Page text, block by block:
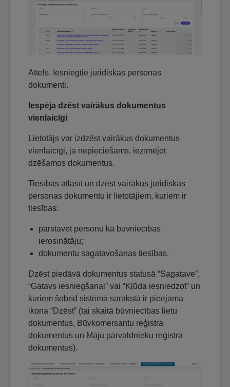
Attēls. Iesniegtie juridiskās personas
dokumenti.
Iespēja dzēst vairākus dokumentus
vienlaicīgi
Lietotājs var izdzēst vairākus dokumentus
vienlaicīgi, ja nepieciešams, iezīmējot
dzēšamos dokumentus.
Tiesības atlasīt un dzēst vairākus juridiskās
personas dokumentu ir lietotājiem, kuriem ir
tiesības:
pārstāvēt personu kā būvniecības
ierosinātāju;
dokumentu sagatavošanas tiesības.
Dzēst piedāvā dokumentus statusā “Sagatave”,
“Gatavs iesniegšanai” vai “Kļūda iesniedzot” un
kuriem šobrīd sistēmā sarakstā ir pieejama
ikona “Dzēst” (tai skaitā būvniecības lietu
dokumentus, Būvkomersantu reģistra
dokumentus un Māju pārvaldnieku reģistra
dokumentus).